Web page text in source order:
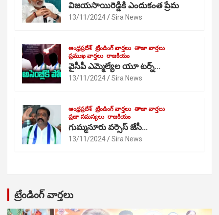
విజయసాయిరెడ్డికి ఎందుకంత ప్రేమ
13/11/2024 Sira News
ఆంధ్రప్రదేశ్ ట్రేండింగ్ వార్తలు తాజా వార్తలు
ప్రముఖ వార్తలు రాజకీయం
వైసీపీ ఎమ్మెల్యేల యూ టర్న్…
13/11/2024 Sira News
ఆంధ్రప్రదేశ్ ట్రేండింగ్ వార్తలు తాజా వార్తలు
ప్రజా సమస్యలు రాజకీయం
గుమ్మనూరు వర్సెస్ జేసీ…
13/11/2024 Sira News
ట్రేండింగ్ వార్తలు